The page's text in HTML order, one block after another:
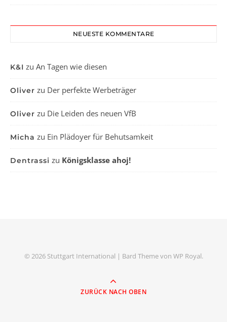
NEUESTE KOMMENTARE
K&I zu An Tagen wie diesen
Oliver zu Der perfekte Werbeträger
Oliver zu Die Leiden des neuen VfB
Micha zu Ein Plädoyer für Behutsamkeit
Dentrassi zu Königsklasse ahoj!
© 2026 Stuttgart International | Bard Theme von WP Royal.
ZURÜCK NACH OBEN